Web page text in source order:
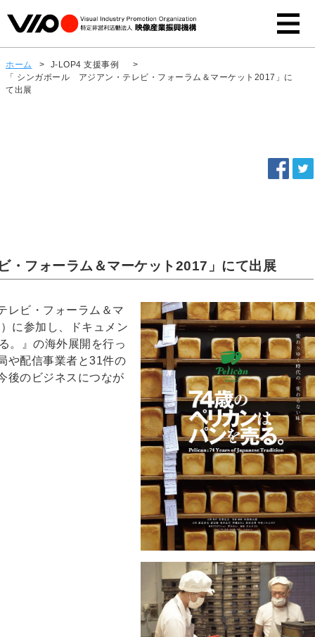
ホーム > J-LOP4 支援事例
>
「 シンガポール アジアン・テレビ・フォーラム＆マーケット2017」に
て出展
フォーラム＆マーケット2017」にて出展
レビ・フォーラム＆マ
に参加し、ドキュメン
。』の海外展開を行っ
や配信事業者と31件の
後のビジネスにつなが